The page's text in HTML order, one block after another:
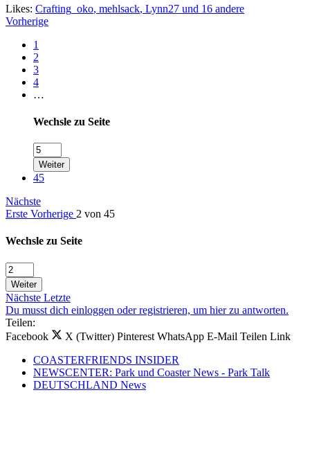
Likes: Crafting_oko, mehlsack, Lynn27 und 16 andere
Vorherige
1
2
3
4
…
Wechsle zu Seite
Weiter
45
Nächste
Erste Vorherige 2 von 45
Wechsle zu Seite
Weiter
Nächste Letzte
Du musst dich einloggen oder registrieren, um hier zu antworten.
Teilen:
Facebook
X (Twitter) Pinterest WhatsApp E-Mail Teilen Link
COASTERFRIENDS INSIDER
NEWSCENTER: Park und Coaster News - Park Talk
DEUTSCHLAND News